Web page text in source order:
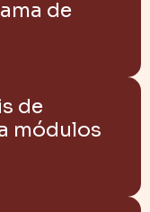
de
de
módulos